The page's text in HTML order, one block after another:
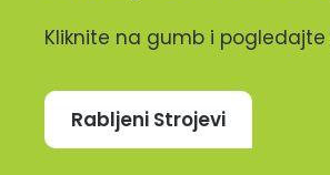
Kliknite na gumb i
Rabljeni Strojevi